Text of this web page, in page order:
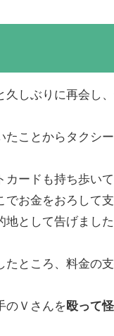
しぶりに再会し
ことからタクシ
ードも持ち歩い
お金をおろして
として告げました
ところ、料金の
のＶさんを殴って